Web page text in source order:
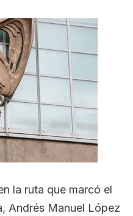
la ruta que marcó el
Andrés Manuel López